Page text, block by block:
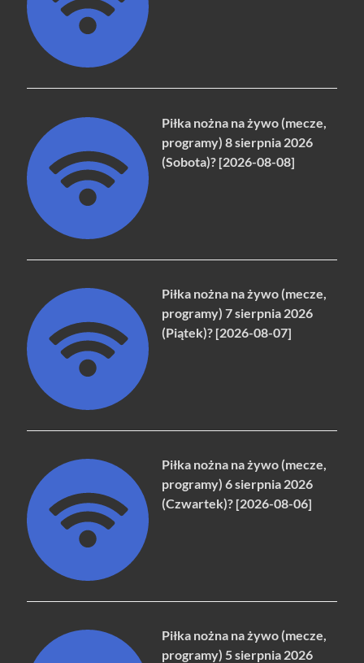
Piłka nożna na żywo (mecze,
programy) 8 sierpnia 2026
(Sobota)? [2026-08-08]
Piłka nożna na żywo (mecze,
programy) 7 sierpnia 2026
(Piątek)? [2026-08-07]
Piłka nożna na żywo (mecze,
programy) 6 sierpnia 2026
(Czwartek)? [2026-08-06]
Piłka nożna na żywo (mecze,
programy) 5 sierpnia 2026